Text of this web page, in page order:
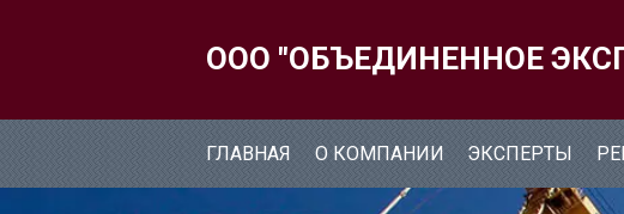
ООО "ОБЪЕДИНЕННОЕ
ГЛАВНАЯ О КОМПАНИИ ЭКСПЕРТЫ